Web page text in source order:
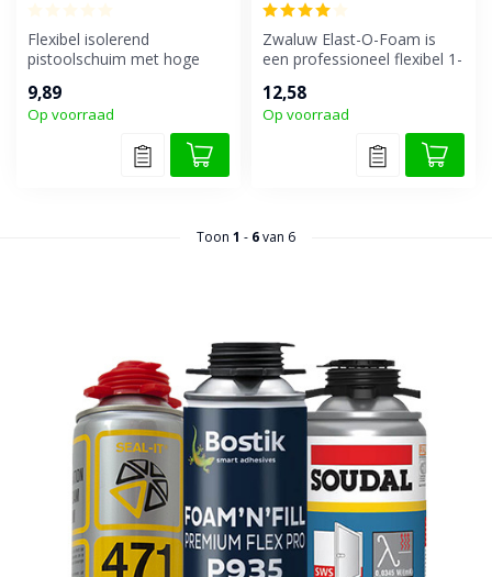
Flexibel isolerend
pistoolschuim met hoge
9,89
Op voorraad
Zwaluw Elast-O-Foam is
een professioneel flexibel 1-
op p...
12,58
Op voorraad
Toon 1 - 6van 6